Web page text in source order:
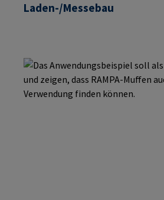
Laden-/Messebau